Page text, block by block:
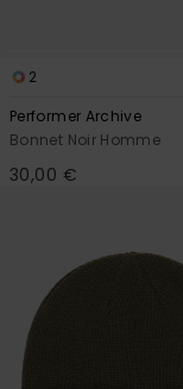
2
Performer Archive
Bonnet Noir Homme
30,00 €